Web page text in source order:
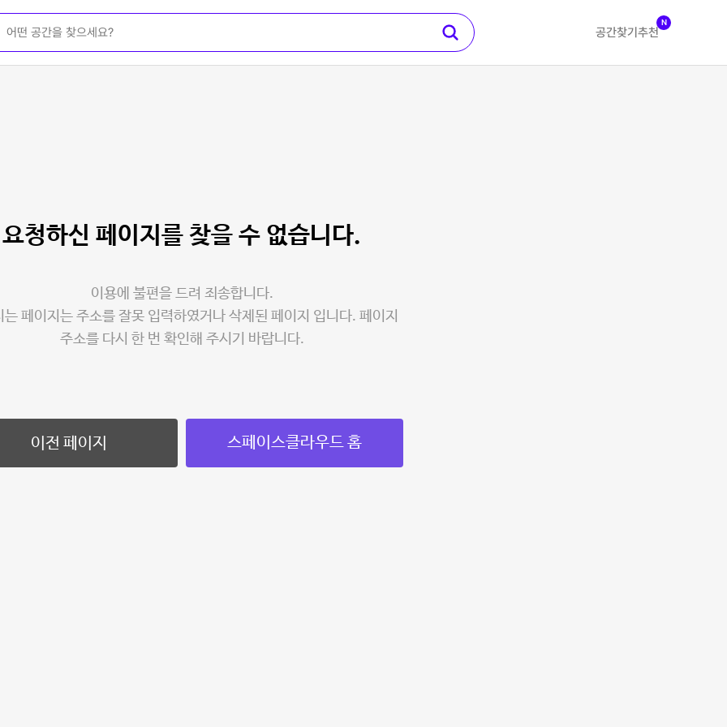
공간찾기 추천
N
요청하신 페이지를 찾을 수 없습니다.
이용에 불편을 드려 죄송합니다.
는 페이지는 주소를 잘못 입력하였거나 삭제된 페이지 입니다. 페이지
주소를 다시 한 번 확인해 주시기 바랍니다.
이전 페이지 스페이스클라우드 홈